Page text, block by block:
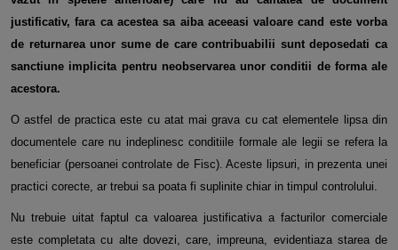
justificativ, fara ca acestea sa aiba aceeasi valoare cand este vorba
de returnarea unor sume de care contribuabilii sunt deposedati ca
sanctiune implicita pentru neobservarea unor conditii de forma ale
acestora.
O astfel de practica este cu atat mai grava cu cat elementele lipsa din
documentele care nu indeplinesc conditiile formale ale legii se refera la
beneficiar (persoanei controlate de Fisc). Aceste lipsuri, in prezenta unei
practici corecte, ar trebui sa poata fi suplinite chiar in timpul controlului.
Nu trebuie uitat faptul ca valoarea justificativa a facturilor comerciale
este completata cu alte dovezi, care, impreuna, evidentiaza starea de